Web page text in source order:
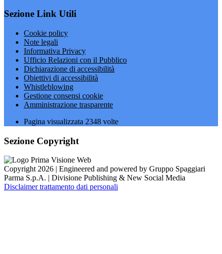
Sezione Link Utili
Cookie policy
Note legali
Informativa Privacy
Ufficio Relazioni con il Pubblico
Dichiarazione di accessibilità
Obiettivi di accessibilità
Whistleblowing
Gestione consensi cookie
Amministrazione trasparente
Pagina visualizzata 2348 volte
Sezione Copyright
Copyright 2026 | Engineered and powered by Gruppo Spaggiari
Parma S.p.A. | Divisione Publishing & New Social Media
Disclaimer trattamento dati personali